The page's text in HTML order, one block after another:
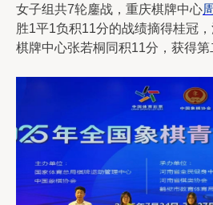
女子组共7轮鏖战，重庆棋牌中心
胜1平1负积11分的战绩摘得桂冠
棋牌中心张若桐同积11分，获得第